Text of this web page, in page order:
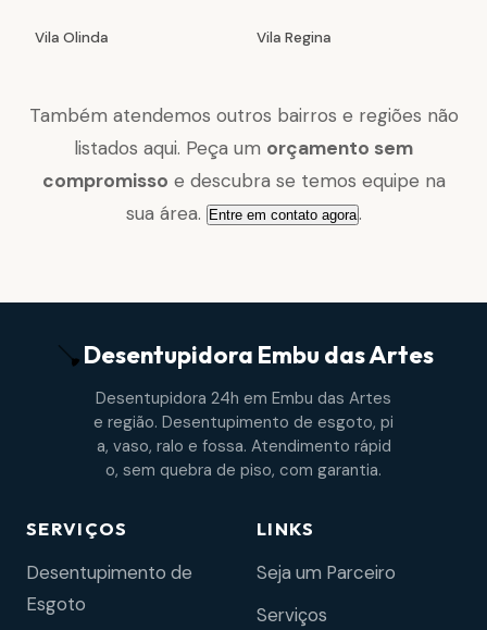
Vila Olinda Vila Regina
Também atendemos outros bairros e regiões não
listados aqui. Peça um orçamento sem
compromisso e descubra se temos equipe na
sua área.
Entre em contato agora.
Desentupidora Embu das Artes
Desentupidora 24h em Embu das Artes
e região. Desentupimento de esgoto, pi
a, vaso, ralo e fossa. Atendimento rápid
o, sem quebra de piso, com garantia.
SERVIÇOS
Desentupimento de
Esgoto
LINKS
Seja um Parceiro
Serviços